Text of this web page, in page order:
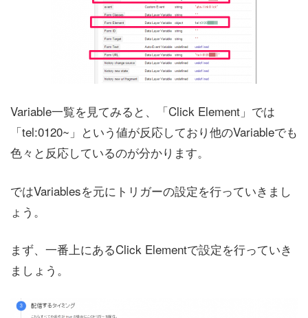
Variable一覧を見てみると、「Click Element」では
「tel:0120~」という値が反応しており他のVariableでも
色々と反応しているのが分かります。
ではVariablesを元にトリガーの設定を行っていきまし
ょう。
まず、一番上にあるClick Elementで設定を行っていき
ましょう。